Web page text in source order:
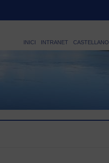
INICI INTRANET CASTELLANO